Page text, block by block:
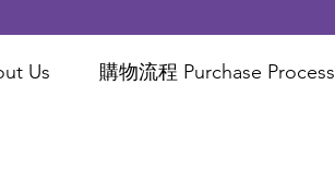
Us ​購物流程 Purchase Process